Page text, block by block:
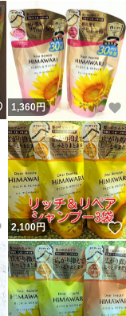
いいね！
1,360円
いいね！
2,100円